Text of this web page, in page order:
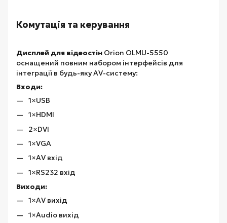
Комутація та керування
Дисплей для відеостін Orion OLMU-5550
оснащений повним набором інтерфейсів для
інтеграції в будь-яку AV-систему:
Входи:
1×USB
1×HDMI
2×DVI
1×VGA
1×AV вхід
1×RS232 вхід
Виходи:
1×AV вихід
1×Audio вихід